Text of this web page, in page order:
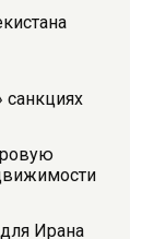
Ирана